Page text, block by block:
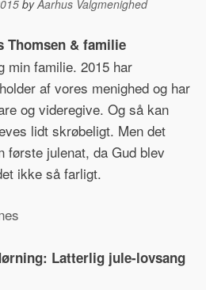
byAarhus Valgmenighed
Thomsen & familie
familie. 2015 har
af vores menighed og har
og videregive. Og så kan
lidt skrøbeligt. Men det
første julenat, da Gud blev
ikke så farligt.
Latterlig jule-lovsang